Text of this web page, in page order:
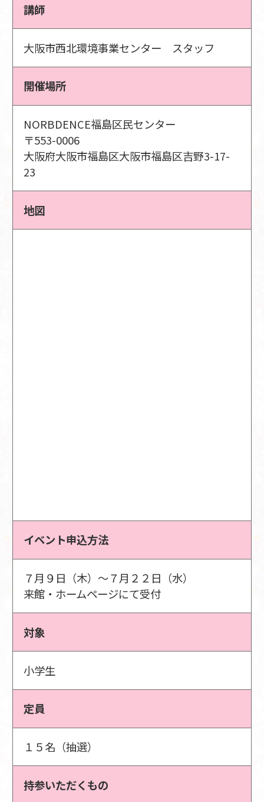
講師
大阪市西北環境事業センター スタッフ
開催場所
NORBDENCE福島区民センター
〒553-0006
大阪府大阪市福島区大阪市福島区吉野3-17-
23
地図
イベント申込方法
７月９日（木）～７月２２日（水）
来館・ホームページにて受付
対象
小学生
定員
１５名（抽選）
持参いただくもの